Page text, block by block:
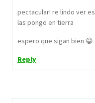
pectacular! re lindo ver
las pongo en tierra
espero que sigan bien 😀
Reply